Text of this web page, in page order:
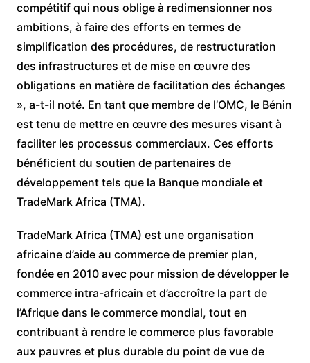
compétitif qui nous oblige à redimensionner nos
ambitions, à faire des efforts en termes de
simplification des procédures, de restructuration
des infrastructures et de mise en œuvre des
obligations en matière de facilitation des échanges
», a-t-il noté. En tant que membre de l’OMC, le Bénin
est tenu de mettre en œuvre des mesures visant à
faciliter les processus commerciaux. Ces efforts
bénéficient du soutien de partenaires de
développement tels que la Banque mondiale et
TradeMark Africa (TMA).
TradeMark Africa (TMA) est une organisation
africaine d’aide au commerce de premier plan,
fondée en 2010 avec pour mission de développer le
commerce intra-africain et d’accroître la part de
l’Afrique dans le commerce mondial, tout en
contribuant à rendre le commerce plus favorable
aux pauvres et plus durable du point de vue de